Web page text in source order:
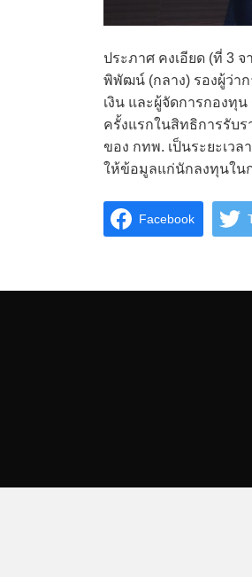
ประภาศ คงเอียด (ที่ 3
พิพัฒน์ (กลาง) รองผู้ว่า
เงิน และผู้จัดการกองทุ
ครั้งแรกในสิทธิการรับร
ของ กทพ. เป็นระยะเว
ให้ข้อมูลแก่นักลงทุนใน
Facebook